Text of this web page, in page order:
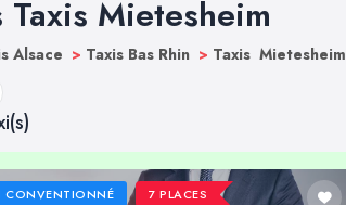
Taxis Mietesheim
Alsace > Taxis Bas Rhin > Taxis Mietesheim
CONVENTIONNÉ 7 PLACES